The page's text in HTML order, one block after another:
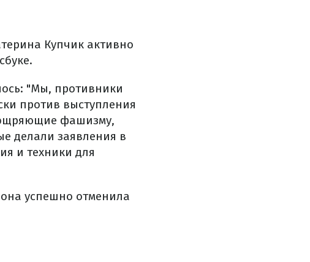
Купчик активно
"Мы, противники
против выступления
фашизму,
делали заявления в
и техники для
успешно отменила